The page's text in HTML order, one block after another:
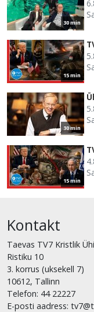
30 min
15 min
30 min
15 min
Kontakt
Taevas TV7 Kristlik
Ristiku 10
3. korrus (uksekell 7)
10612, Tallinn
Telefon: 44 22227
E-posti aadress: